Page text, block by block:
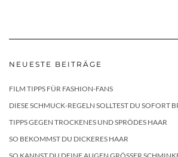
NEUESTE BEITRÄGE
FILM TIPPS FÜR FASHION-FANS
DIESE SCHMUCK-REGELN SOLLTEST DU SOFORT
TIPPS GEGEN TROCKENES UND SPRÖDES HAAR
SO BEKOMMST DU DICKERES HAAR